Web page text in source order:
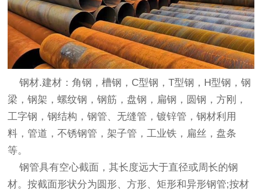
钢材.建材：角钢，槽钢，C型钢，T型钢，H型钢，钢
梁，钢架，螺纹钢，钢筋，盘钢，扁钢，圆钢，方刚，
工字钢，钢结构，钢管、无缝管，镀锌管，钢材利用
料，管道，不锈钢管，架子管，工业铁，扁丝，盘条
等。
钢管具有空心截面，其长度远大于直径或周长的钢
材。按截面形状分为圆形、方形、矩形和异形钢管;按材